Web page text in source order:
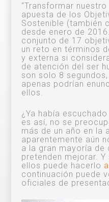
“Transformar nuestro
apuesta de los
Sostenible (también
desde enero de
conjunto de 17
un reto en términos
y externa si
de atención del ser
son solo 8
apenas podrían
ellos.
¿Ya había
es así, no se
más de un año en la
aparentemente aún
a la gran mayoría de
pretenden mejorar.
ellos puede hacerlo
continuación puede
oficiales de